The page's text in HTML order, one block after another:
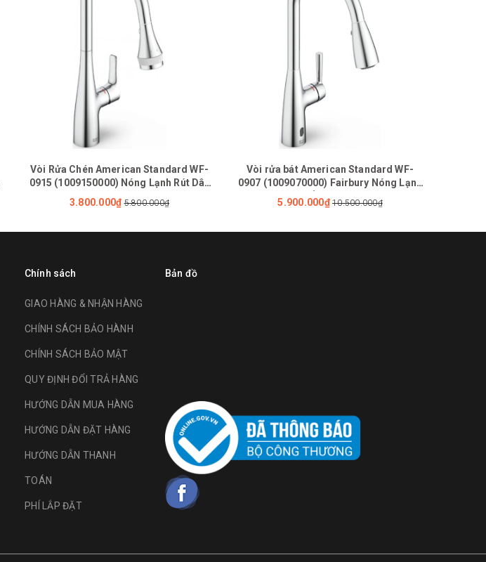
Vòi Rửa Chén American Standard WF-
0915 (1009150000) Nóng Lạnh Rút Dây
Cynet
3.800.000₫ 5.800.000₫
Vòi rửa bát American Standard WF-
0907 (1009070000) Fairbury Nóng Lạnh
Cảm Ứng Dùng Pin
5.900.000₫ 10.500.000₫
Chính sách
GIAO HÀNG & NHẬN HÀNG
CHÍNH SÁCH BẢO HÀNH
CHÍNH SÁCH BẢO MẬT
QUY ĐỊNH ĐỔI TRẢ HÀNG
HƯỚNG DẪN MUA HÀNG
HƯỚNG DẪN ĐẶT HÀNG
HƯỚNG DẪN THANH
TOÁN
PHÍ LẮP ĐẶT
Bản đồ